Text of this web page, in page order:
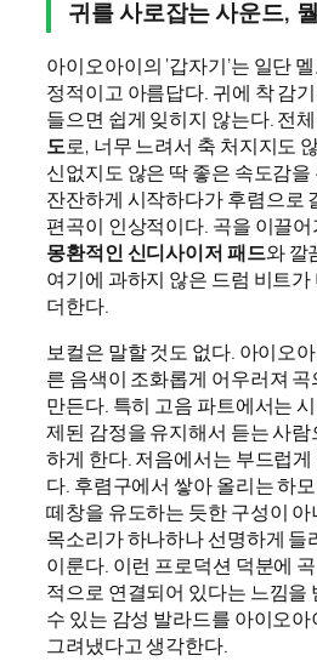
귀를 사로잡는 사운드,
아이오아이의 ‘갑자기’는 일단
정적이고 아름답다. 귀에 착 감
들으면 쉽게 잊히지 않는다. 전
도로, 너무 느려서 축 처지지도
신없지도 않은 딱 좋은 속도감
잔잔하게 시작하다가 후렴으로
편곡이 인상적이다. 곡을 이끌
몽환적인 신디사이저 패드와 깔
여기에 과하지 않은 드럼 비트
더한다.
보컬은 말할 것도 없다. 아이오
른 음색이 조화롭게 어우러져
만든다. 특히 고음 파트에서는
제된 감정을 유지해서 듣는 사
하게 한다. 저음에서는 부드럽
다. 후렴구에서 쌓아 올리는 하
떼창을 유도하는 듯한 구성이
목소리가 하나하나 선명하게 들
이룬다. 이런 프로덕션 덕분에
적으로 연결되어 있다는 느낌을
수 있는 감성 발라드를 아이오
그려냈다고 생각한다.